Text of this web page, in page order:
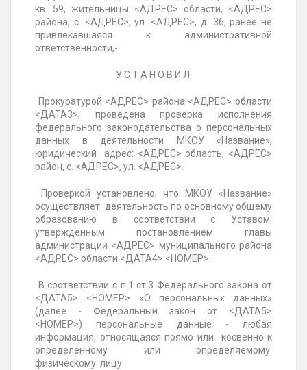
кв. 59, жительницы <АДРЕС> области, <АДРЕС>
района, с. <АДРЕС>, ул. <АДРЕС>, д. 36, ранее не
привлекавшаяся к административной
ответственности,-
У С Т А Н О В И Л:
Прокуратурой <АДРЕС> района <АДРЕС> области
<ДАТА3>, проведена проверка исполнения
федерального законодательства о персональных
данных в деятельности МКОУ «Название»,
юридический адрес: <АДРЕС> область, <АДРЕС>
район, с. <АДРЕС>, ул. <АДРЕС>.
Проверкой установлено, что МКОУ «Название»
осуществляет деятельность по основному общему
образованию в соответствии с Уставом,
утвержденным постановлением главы
администрации <АДРЕС> муниципального района
<АДРЕС> области <ДАТА4> <НОМЕР>.
В соответствии с п.1 ст.3 Федерального закона от
<ДАТА5> <НОМЕР> «О персональных данных»
(далее - Федеральный закон от <ДАТА5>
<НОМЕР>) персональные данные - любая
информация, относящаяся прямо или косвенно к
определенному или определяемому
физическому лицу.